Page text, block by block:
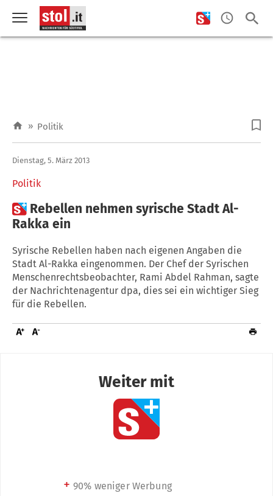
» Politik
Politik
Dienstag, 5. März 2013
 Rebellen nehmen syrische Stadt Al-
Rakka ein
Syrische Rebellen haben nach eigenen Angaben die
Stadt Al-Rakka eingenommen. Der Chef der Syrischen
Menschenrechtsbeobachter, Rami Abdel Rahman, sagte
der Nachrichtenagentur dpa, dies sei ein wichtiger Sieg
für die Rebellen.